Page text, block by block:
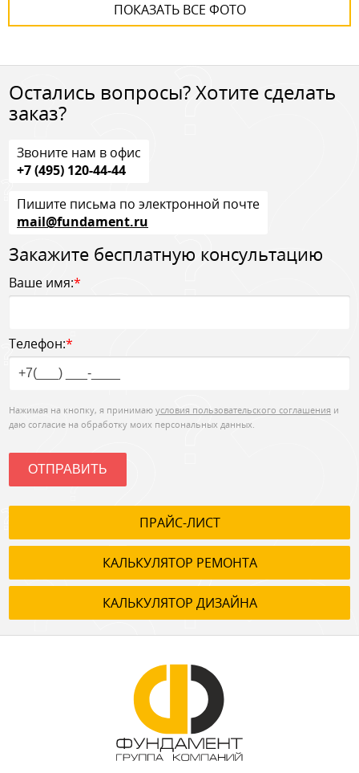
ПОКАЗАТЬ ВСЕ ФОТО
Остались вопросы? Хотите сделать
заказ?
Звоните нам в офис
+7 (495) 120-44-44
Пишите письма по электронной почте
mail@fundament.ru
Закажите бесплатную консультацию
Ваше имя:*
Телефон:*
Нажимая на кнопку, я принимаю условия пользовательского соглашения и
даю согласие на обработку моих персональных данных.
ОТПРАВИТЬ
ПРАЙС-ЛИСТ
КАЛЬКУЛЯТОР РЕМОНТА
КАЛЬКУЛЯТОР ДИЗАЙНА